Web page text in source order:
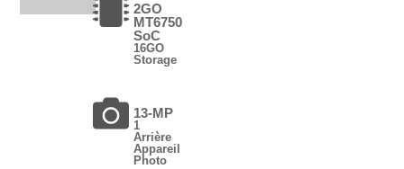
2GO
MT6750
SoC
16GO
Storage
13-MP
1
Arrière
Appareil
Photo